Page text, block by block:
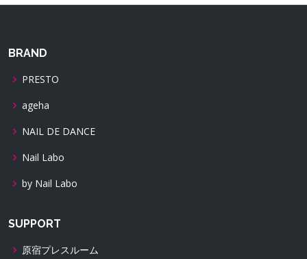
BRAND
PRESTO
ageha
NAIL DE DANCE
Nail Labo
by Nail Labo
SUPPORT
原宿プレスルーム